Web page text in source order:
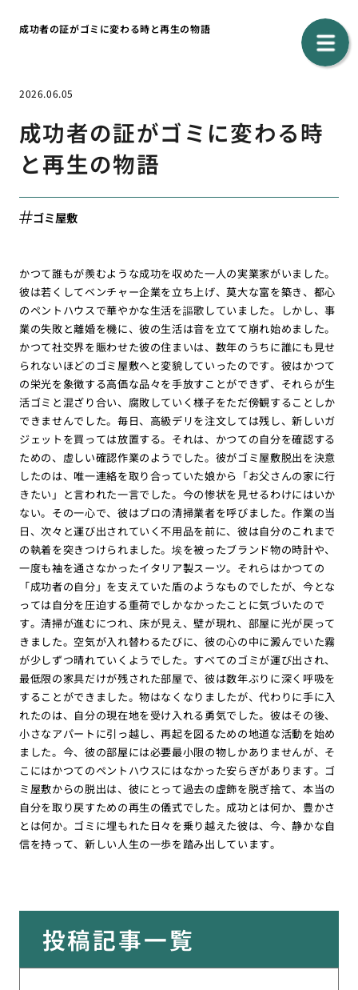
成功者の証がゴミに変わる時と再生の物語
2026.06.05
成功者の証がゴミに変わる時
と再生の物語
ゴミ屋敷
かつて誰もが羨むような成功を収めた一人の実業家がいました。
彼は若くしてベンチャー企業を立ち上げ、莫大な富を築き、都心
のペントハウスで華やかな生活を謳歌していました。しかし、事
業の失敗と離婚を機に、彼の生活は音を立てて崩れ始めました。
かつて社交界を賑わせた彼の住まいは、数年のうちに誰にも見せ
られないほどのゴミ屋敷へと変貌していったのです。彼はかつて
の栄光を象徴する高価な品々を手放すことができず、それらが生
活ゴミと混ざり合い、腐敗していく様子をただ傍観することしか
できませんでした。毎日、高級デリを注文しては残し、新しいガ
ジェットを買っては放置する。それは、かつての自分を確認する
ための、虚しい確認作業のようでした。彼がゴミ屋敷脱出を決意
したのは、唯一連絡を取り合っていた娘から「お父さんの家に行
きたい」と言われた一言でした。今の惨状を見せるわけにはいか
ない。その一心で、彼はプロの清掃業者を呼びました。作業の当
日、次々と運び出されていく不用品を前に、彼は自分のこれまで
の執着を突きつけられました。埃を被ったブランド物の時計や、
一度も袖を通さなかったイタリア製スーツ。それらはかつての
「成功者の自分」を支えていた盾のようなものでしたが、今とな
っては自分を圧迫する重荷でしかなかったことに気づいたので
す。清掃が進むにつれ、床が見え、壁が現れ、部屋に光が戻って
きました。空気が入れ替わるたびに、彼の心の中に澱んでいた霧
が少しずつ晴れていくようでした。すべてのゴミが運び出され、
最低限の家具だけが残された部屋で、彼は数年ぶりに深く呼吸を
することができました。物はなくなりましたが、代わりに手に入
れたのは、自分の現在地を受け入れる勇気でした。彼はその後、
小さなアパートに引っ越し、再起を図るための地道な活動を始め
ました。今、彼の部屋には必要最小限の物しかありませんが、そ
こにはかつてのペントハウスにはなかった安らぎがあります。ゴ
ミ屋敷からの脱出は、彼にとって過去の虚飾を脱ぎ捨て、本当の
自分を取り戻すための再生の儀式でした。成功とは何か、豊かさ
とは何か。ゴミに埋もれた日々を乗り越えた彼は、今、静かな自
信を持って、新しい人生の一歩を踏み出しています。
投稿記事一覧